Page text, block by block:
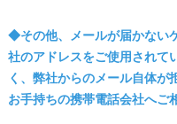
◆その他、メールが届かない
社のアドレスをご使用されて
く、弊社からのメール自体が
お手持ちの携帯電話会社へご